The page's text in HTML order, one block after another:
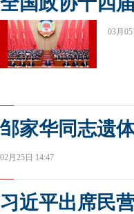
03月
邹家华同志遗
02月25日 14:47
习近平出席民